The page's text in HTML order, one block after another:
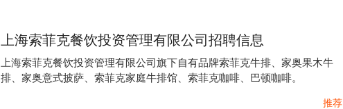
上海索菲克餐饮投资管理有限公司招聘信息
上海索菲克餐饮投资管理有限公司旗下自有品牌索菲克牛排、家奥果木牛
排、家奥意式披萨、索菲克家庭牛排馆、索菲克咖啡、巴顿咖啡。
推荐